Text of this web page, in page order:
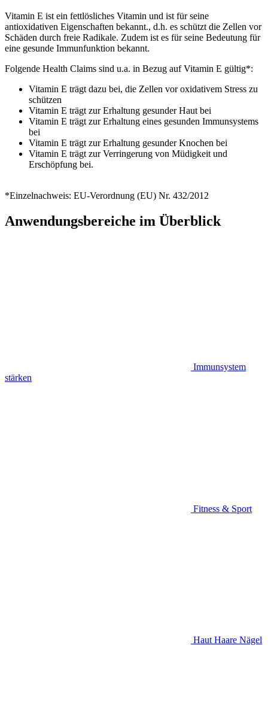
Vitamin E ist ein fettlösliches Vitamin und ist für seine
antioxidativen Eigenschaften bekannt., d.h. es schützt die Zellen vor
Schäden durch freie Radikale. Zudem ist es für seine Bedeutung für
eine gesunde Immunfunktion bekannt.
Folgende Health Claims sind u.a. in Bezug auf Vitamin E gültig*:
Vitamin E trägt dazu bei, die Zellen vor oxidativem Stress zu
schützen
Vitamin E trägt zur Erhaltung gesunder Haut bei
Vitamin E trägt zur Erhaltung eines gesunden Immunsystems
bei
Vitamin E trägt zur Erhaltung gesunder Knochen bei
Vitamin E trägt zur Verringerung von Müdigkeit und
Erschöpfung bei.
*Einzelnachweis: EU-Verordnung (EU) Nr. 432/2012
Anwendungsbereiche im Überblick
Immunsystem
stärken
Fitness & Sport
Haut Haare Nägel